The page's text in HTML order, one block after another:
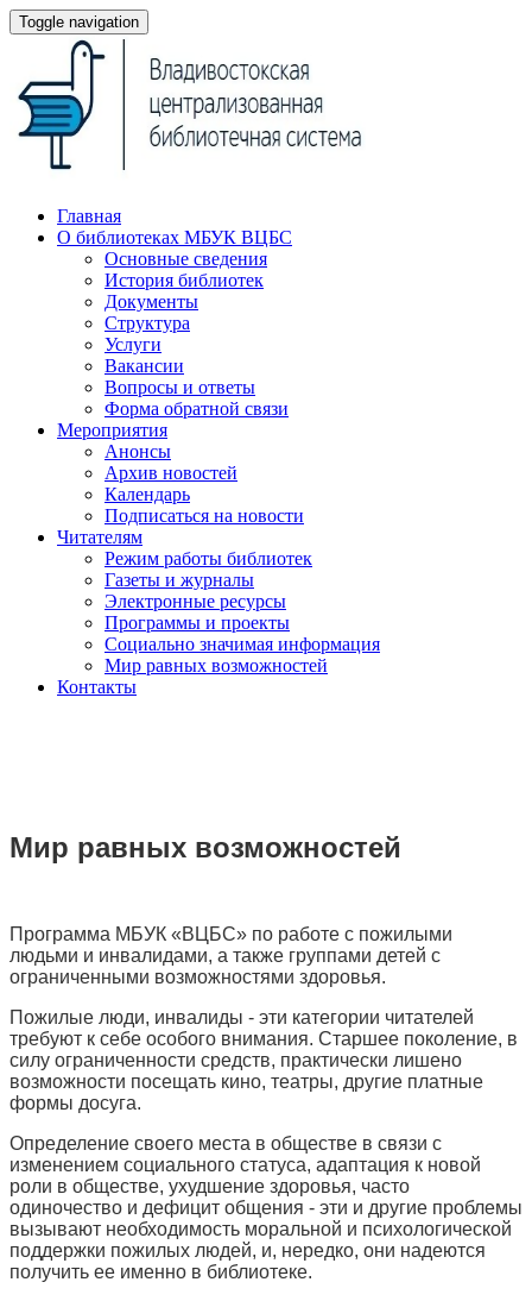
Toggle navigation
Главная
О библиотеках МБУК ВЦБС
Основные сведения
История библиотек
Документы
Структура
Услуги
Вакансии
Вопросы и ответы
Форма обратной связи
Мероприятия
Анонсы
Архив новостей
Календарь
Подписаться на новости
Читателям
Режим работы библиотек
Газеты и журналы
Электронные ресурсы
Программы и проекты
Социально значимая информация
Мир равных возможностей
Контакты
Мир равных возможностей
Программа МБУК «ВЦБС» по работе с пожилыми
людьми и инвалидами, а также группами детей с
ограниченными возможностями здоровья.
Пожилые люди, инвалиды - эти категории читателей
требуют к себе особого внимания. Старшее поколение, в
силу ограниченности средств, практически лишено
возможности посещать кино, театры, другие платные
формы досуга.
Определение своего места в обществе в связи с
изменением социального статуса, адаптация к новой
роли в обществе, ухудшение здоровья, часто
одиночество и дефицит общения - эти и другие проблемы
вызывают необходимость моральной и психологической
поддержки пожилых людей, и, нередко, они надеются
получить ее именно в библиотеке.